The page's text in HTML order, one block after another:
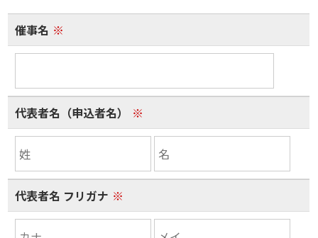
催事名 ※
代表者名（申込者名） ※
代表者名 フリガナ ※